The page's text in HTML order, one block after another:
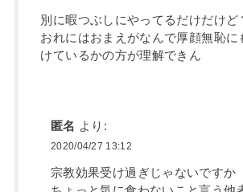
別に暇つぶしにやってるだけだけど
おれにはおまえがなんで厚顔無恥に
けているかの方が理解できん
匿名 より:
2020/04/27 13:12
宗教効果受け過ぎじゃないですか